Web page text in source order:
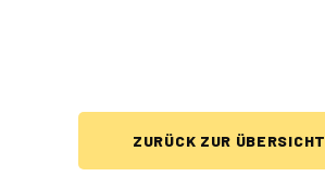
ZURÜCK ZUR ÜBERSICHT